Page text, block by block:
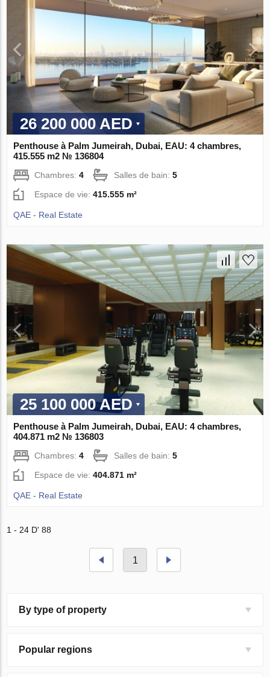
26 200 000 AED
Penthouse à Palm Jumeirah, Dubai, EAU: 4 chambres,
415.555 m2 № 136804
Chambres:4 Salles de bain:5
Espace de vie:415.555 m²
QAE - Real Estate
25 100 000 AED
Penthouse à Palm Jumeirah, Dubai, EAU: 4 chambres,
404.871 m2 № 136803
Chambres:4 Salles de bain:5
Espace de vie:404.871 m²
QAE - Real Estate
1 - 24 D' 88
1
By type of property
Popular regions